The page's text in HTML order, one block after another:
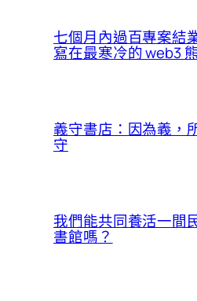
七個月內過百專案結
寫在最寒冷的 web3
義守書店：因為義，
守
我們能共同養活一間
書館嗎？